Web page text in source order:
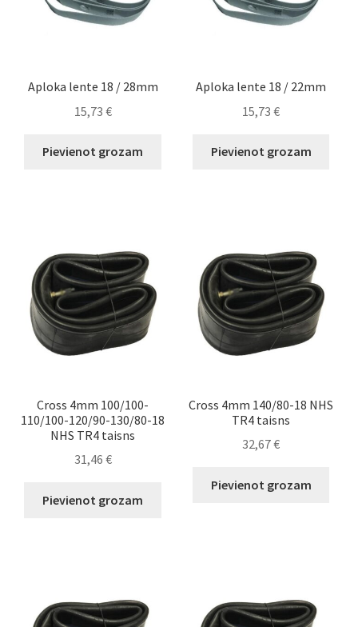
Aploka lente 18 / 28mm
15,73 €
Pievienot grozam
Aploka lente 18 / 22mm
15,73€
Pievienot grozam
Cross 4mm 100/100-
110/100-120/90-130/80-18
NHS TR4 taisns
31,46 €
Pievienot grozam
Cross 4mm 140/80-18 NHS
TR4 taisns
32,67€
Pievienot grozam